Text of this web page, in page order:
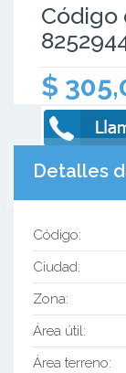
Código
$
Detalles
Código:
Ciudad:
Zona:
Área útil:
Área terreno: